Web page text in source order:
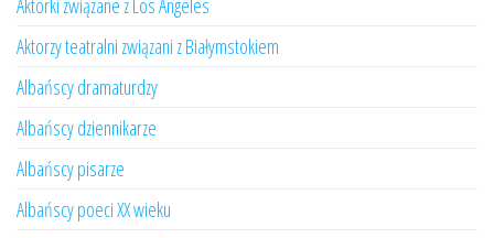
Aktorki związane z Los Angeles
Aktorzy teatralni związani z Białymstokiem
Albańscy dramaturdzy
Albańscy dziennikarze
Albańscy pisarze
Albańscy poeci XX wieku